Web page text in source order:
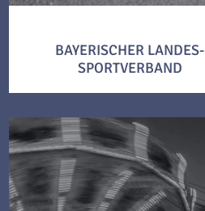
BAYERISCHER LANDES-
SPORTVERBAND